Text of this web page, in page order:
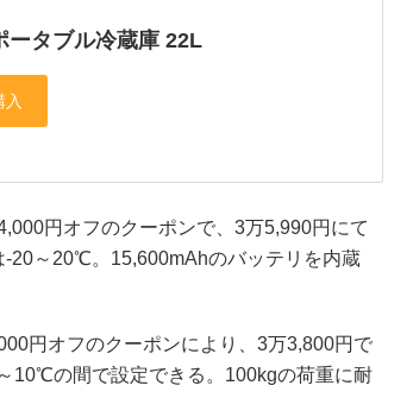
ータブル冷蔵庫 22L
円オフのクーポンで、3万5,990円にて
20～20℃。15,600mAhのバッテリを内蔵
円オフのクーポンにより、3万3,800円で
10℃の間で設定できる。100kgの荷重に耐